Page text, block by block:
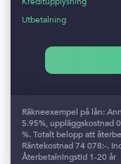
Utbetalning
Räkneexempel på lån:
5.95%, uppläggskostnad
%. Totalt belopp att
Räntekostnad 74 078:-.
Återbetalningstid 1-20 år